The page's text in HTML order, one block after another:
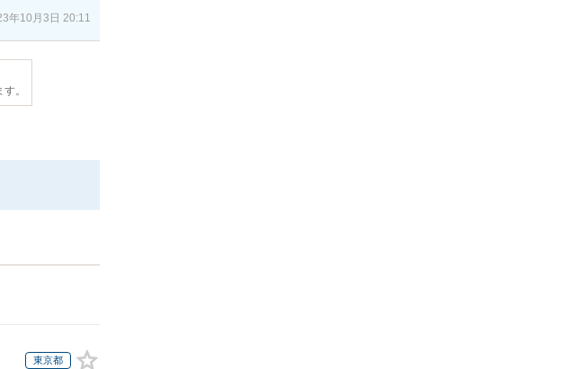
年10月3日 20:11
。
東京都